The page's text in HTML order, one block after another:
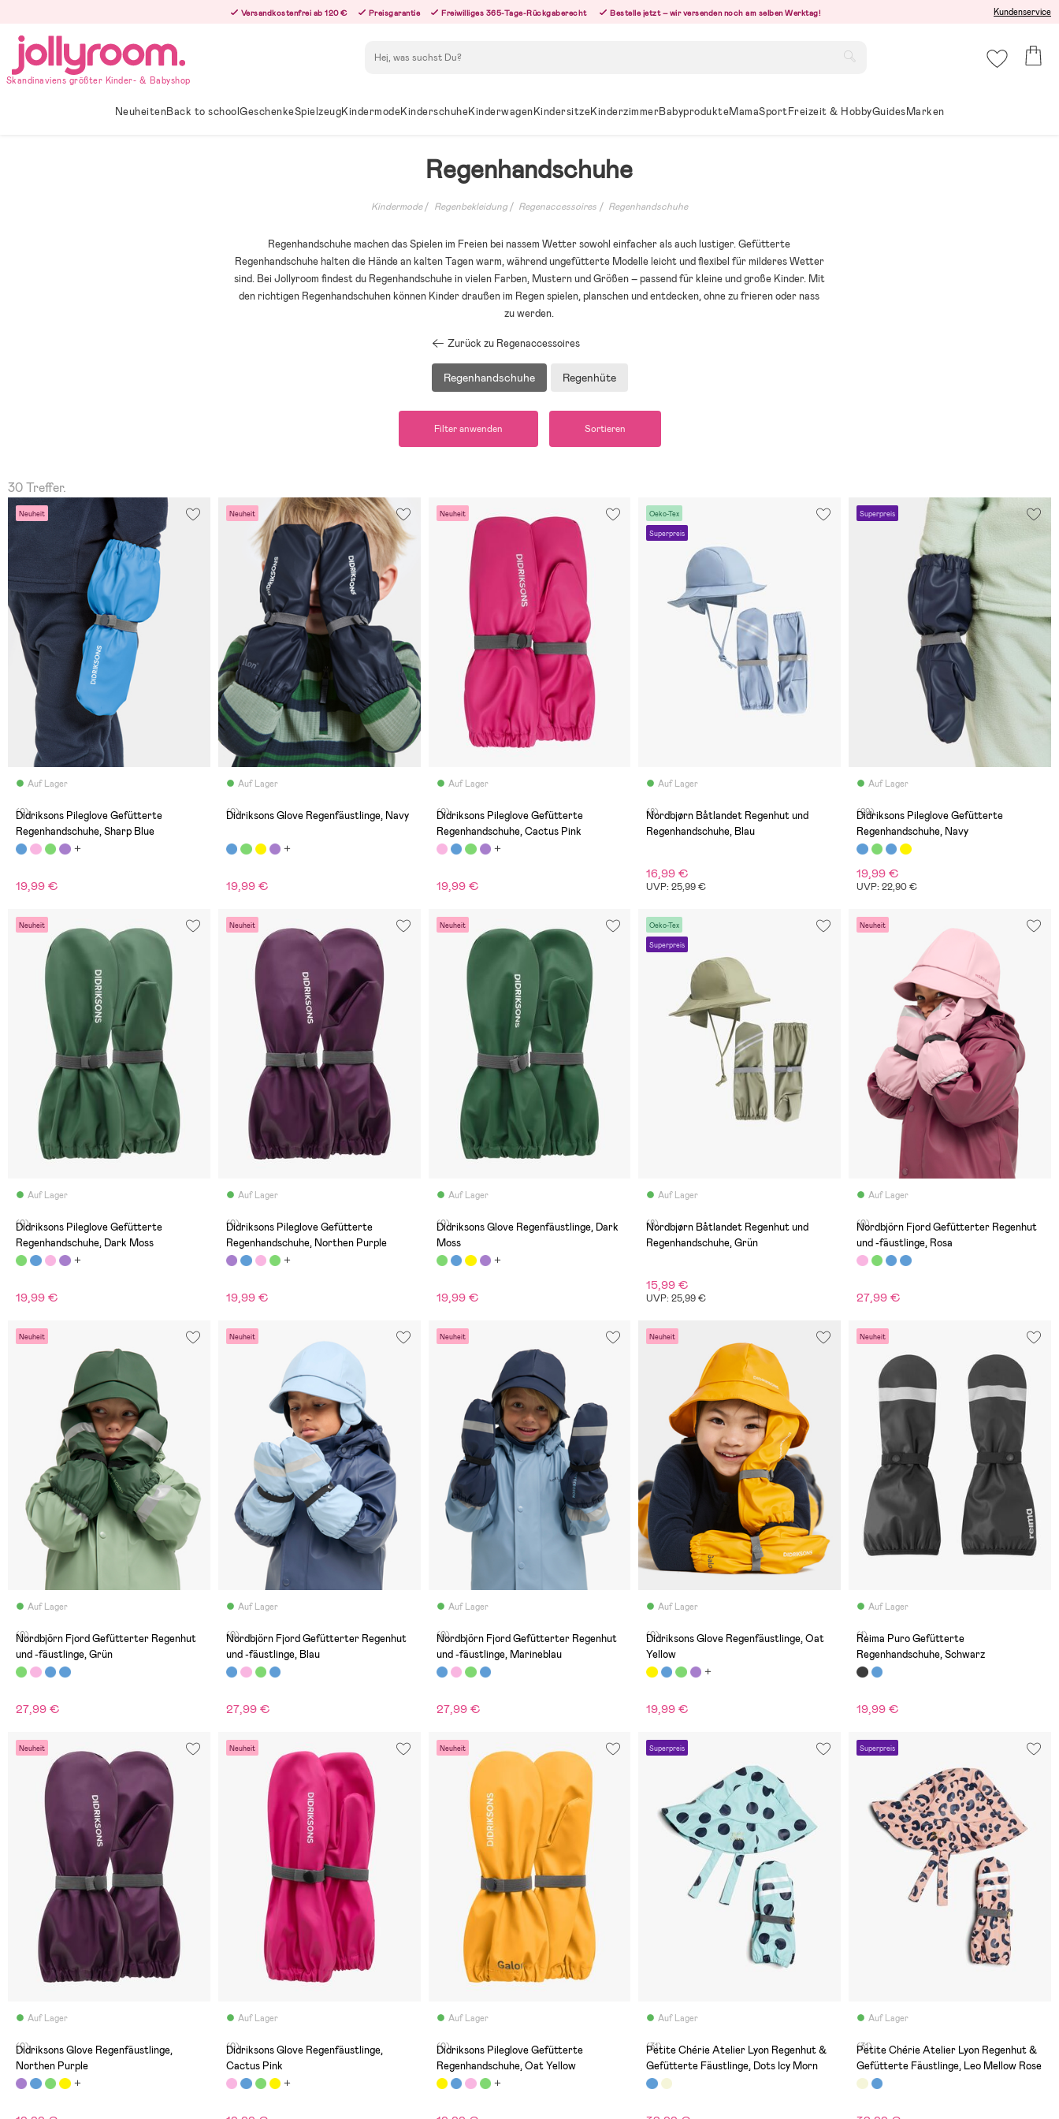
innehållet
Versandkostenfrei ab 120 € Preisgarantie Freiwilliges 365-Tage-Rückgaberecht Bestelle jetzt – wir versenden noch am selben Werktag! Kundenservice
Skandinaviens größter Kinder- & Babyshop
NeuheitenBack to schoolGeschenkeSpielzeugKindermodeKinderschuheKinderwagenKindersitzeKinderzimmerBabyprodukteMamaSportFreizeit & HobbyGuidesMarken
Regenhandschuhe
Kindermode Regenbekleidung Regenaccessoires Regenhandschuhe
Regenhandschuhe machen das Spielen im Freien bei nassem Wetter sowohl einfacher als auch lustiger. Gefütterte
Regenhandschuhe halten die Hände an kalten Tagen warm, während ungefütterte Modelle leicht und flexibel für milderes Wetter
sind. Bei Jollyroom findest du Regenhandschuhe in vielen Farben, Mustern und Größen – passend für kleine und große Kinder. Mit
den richtigen Regenhandschuhen können Kinder draußen im Regen spielen, planschen und entdecken, ohne zu frieren oder nass
zu werden.
Zurück zu Regenaccessoires
Regenhandschuhe Regenhüte
Filter anwenden Sortieren
30 Treffer.
Neuheit
Auf Lager
(0)
Didriksons Pileglove Gefütterte
Regenhandschuhe, Sharp Blue
19,99 €
Neuheit
Auf Lager
(0)
Didriksons Glove Regenfäustlinge, Navy
19,99 €
Neuheit
Auf Lager
(0)
Didriksons Pileglove Gefütterte
Regenhandschuhe, Cactus Pink
19,99 €
Oeko-Tex
Superpreis
Auf Lager
(8)
Nordbjørn Båtlandet Regenhut und
Regenhandschuhe, Blau
16,99 €
UVP: 25,99 €
Superpreis
Auf Lager
(29)
Didriksons Pileglove Gefütterte
Regenhandschuhe, Navy
19,99 €
UVP: 22,90 €
Neuheit
Auf Lager
(0)
Didriksons Pileglove Gefütterte
Regenhandschuhe, Dark Moss
19,99 €
Neuheit
Auf Lager
(0)
Didriksons Pileglove Gefütterte
Regenhandschuhe, Northen Purple
19,99 €
Neuheit
Auf Lager
(0)
Didriksons Glove Regenfäustlinge, Dark
Moss
19,99 €
Oeko-Tex
Superpreis
Auf Lager
(8)
Nordbjørn Båtlandet Regenhut und
Regenhandschuhe, Grün
15,99 €
UVP: 25,99 €
Neuheit
Auf Lager
(0)
Nordbjörn Fjord Gefütterter Regenhut
und -fäustlinge, Rosa
27,99 €
Neuheit
Auf Lager
(0)
Nordbjörn Fjord Gefütterter Regenhut
und -fäustlinge, Grün
27,99 €
Neuheit
Auf Lager
(0)
Nordbjörn Fjord Gefütterter Regenhut
und -fäustlinge, Blau
27,99 €
Neuheit
Auf Lager
(0)
Nordbjörn Fjord Gefütterter Regenhut
und -fäustlinge, Marineblau
27,99 €
Neuheit
Auf Lager
(0)
Didriksons Glove Regenfäustlinge, Oat
Yellow
19,99 €
Neuheit
Auf Lager
(1)
Reima Puro Gefütterte
Regenhandschuhe, Schwarz
19,99 €
Neuheit
Auf Lager
(0)
Didriksons Glove Regenfäustlinge,
Northen Purple
Neuheit
Auf Lager
(0)
Didriksons Glove Regenfäustlinge,
Cactus Pink
Neuheit
Auf Lager
(0)
Didriksons Pileglove Gefütterte
Regenhandschuhe, Oat Yellow
Superpreis
Auf Lager
(31)
Petite Chérie Atelier Lyon Regenhut &
Gefütterte Fäustlinge, Dots Icy Morn
Superpreis
Auf Lager
(31)
Petite Chérie Atelier Lyon Regenhut &
Gefütterte Fäustlinge, Leo Mellow Rose